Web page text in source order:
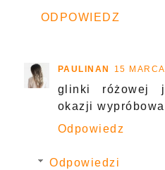
ODPOWIEDZ
PAULINAN 15
glinki różowej
okazji
Odpowiedz
Odpowiedzi